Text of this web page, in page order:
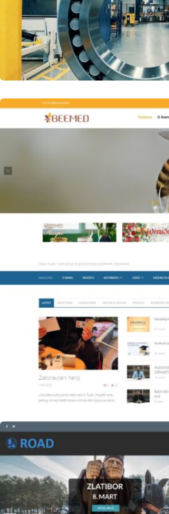
AuthorlauferDate
Date
Authorlaufer Date